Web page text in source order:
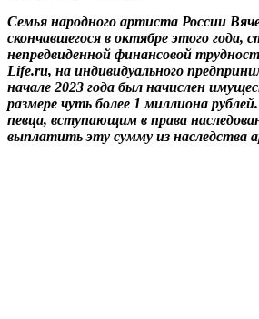
Семья народного артиста России
скончавшегося в октябре этого года,
непредвиденной финансовой
Life.ru, на индивидуального
начале 2023 года был начислен
размере чуть более 1 миллиона
певца, вступающим в права
выплатить эту сумму из наследства